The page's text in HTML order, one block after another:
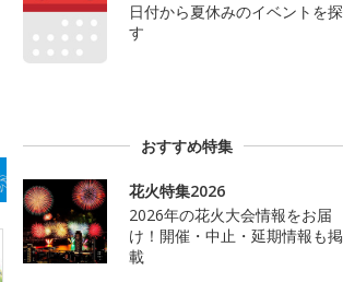
日付から夏休みのイベントを探
す
おすすめ特集
花火特集2026
2026年の花火大会情報をお届
け！開催・中止・延期情報も掲
載